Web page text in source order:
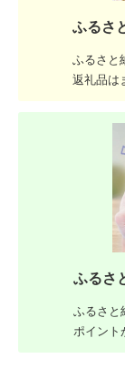
ふるさ
ふるさと
返礼品は
ふるさ
ふるさと
ポイント